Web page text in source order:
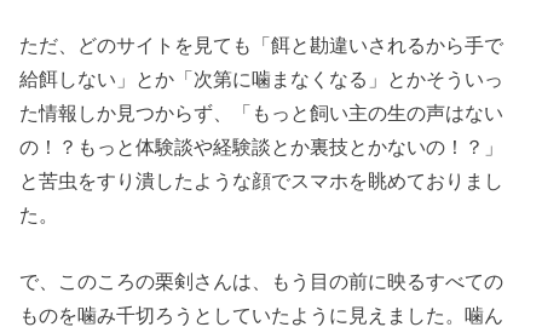
ただ、どのサイトを見ても「餌と勘違いされるから手で
給餌しない」とか「次第に噛まなくなる」とかそういっ
た情報しか見つからず、「もっと飼い主の生の声はない
の！？もっと体験談や経験談とか裏技とかないの！？」
と苦虫をすり潰したような顔でスマホを眺めておりまし
た。
で、このころの栗剣さんは、もう目の前に映るすべての
ものを噛み千切ろうとしていたように見えました。噛ん